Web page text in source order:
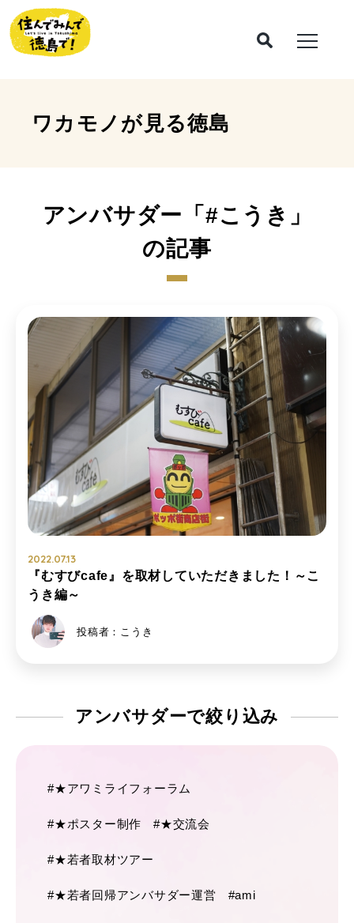
ワカモノが見る徳島
アンバサダー「#こうき」
の記事
2022.07.13
『むすびcafe』を取材していただきました！～こ
うき編～
投稿者：こうき
アンバサダーで絞り込み
#★アワミライフォーラム
#★ポスター制作 #★交流会
#★若者取材ツアー
#★若者回帰アンバサダー運営 #ami